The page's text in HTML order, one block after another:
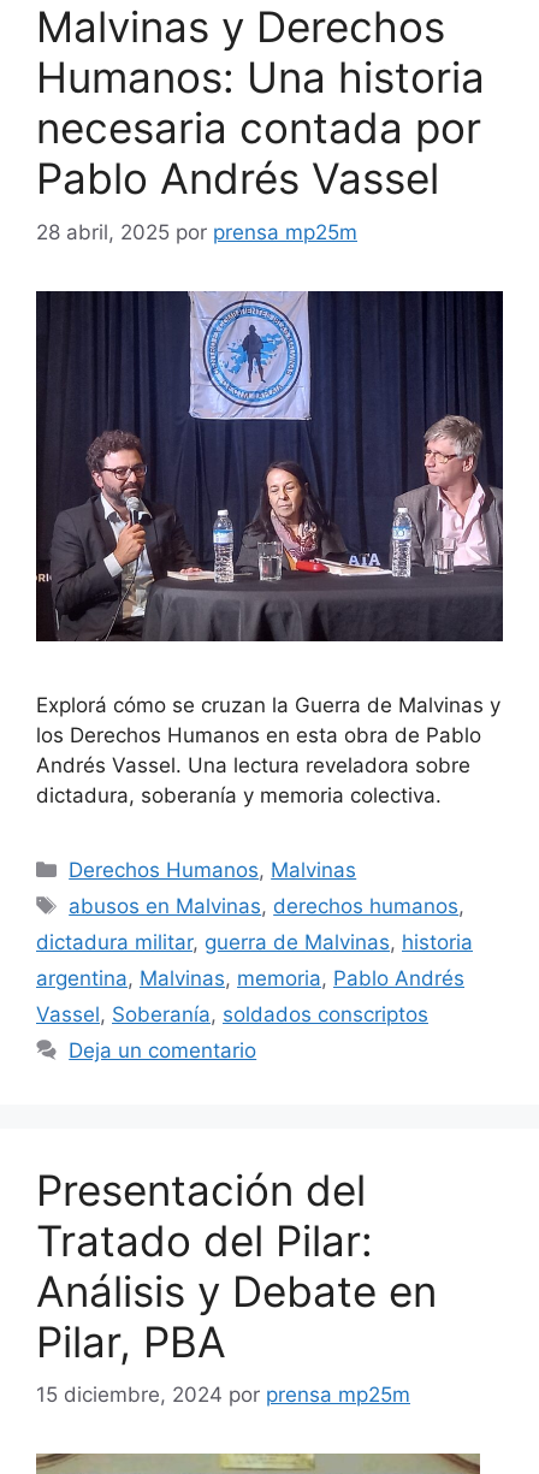
Malvinas y Derechos
Humanos: Una historia
necesaria contada por
Pablo Andrés Vassel
28 abril, 2025 por prensa mp25m
Explorá cómo se cruzan la Guerra de Malvinas y
los Derechos Humanos en esta obra de Pablo
Andrés Vassel. Una lectura reveladora sobre
dictadura, soberanía y memoria colectiva.
Derechos Humanos, Malvinas
abusos en Malvinas, derechos humanos,
dictadura militar, guerra de Malvinas, historia
argentina, Malvinas, memoria, Pablo Andrés
Vassel, Soberanía, soldados conscriptos
Deja un comentario
Presentación del
Tratado del Pilar:
Análisis y Debate en
Pilar, PBA
15 diciembre, 2024 por prensa mp25m